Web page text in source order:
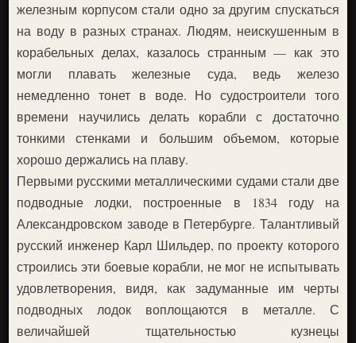
железным корпусом стали одно за другим спускаться
на воду в разных странах. Людям, неискушенным в
корабельных делах, казалось странным — как это
могли плавать железные суда, ведь железо
немедленно тонет в воде. Но судостроители того
времени научились делать корабли с достаточно
тонкими стенками и большим объемом, которые
хорошо держались на плаву.
Первыми русскими металлическими судами стали две
подводные лодки, построенные в 1834 году на
Александровском заводе в Петербурге. Талантливый
русский инженер Карл Шильдер, по проекту которого
строились эти боевые корабли, не мог не испытывать
удовлетворения, видя, как задуманные им черты
подводных лодок воплощаются в металле. С
величайшей тщательностью кузнецы